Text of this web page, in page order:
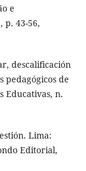
e
p. 43-56,
descalificación
pedagógicos de
Educativas, n.
Lima:
Editorial,